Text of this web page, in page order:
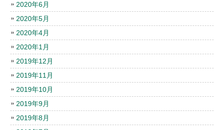
2020年6月
2020年5月
2020年4月
2020年1月
2019年12月
2019年11月
2019年10月
2019年9月
2019年8月